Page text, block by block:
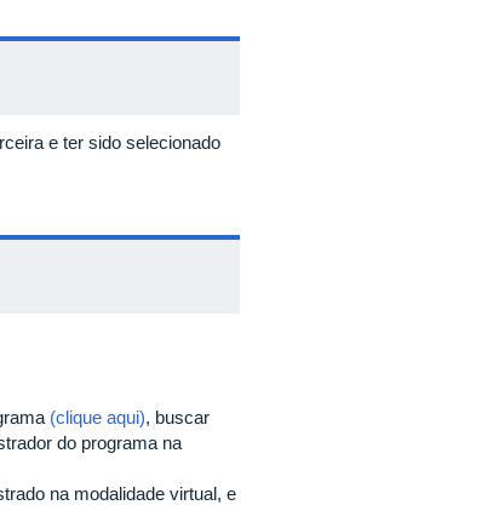
e ter sido selecionado
(clique aqui), buscar
do programa na
na modalidade virtual, e